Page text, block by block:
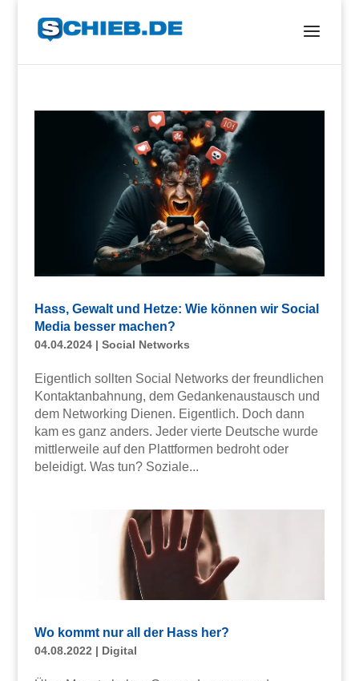
Hass, Gewalt und Hetze: Wie können wir Social
Media besser machen?
04.04.2024| Social Networks
Eigentlich sollten Social Networks der freundlichen
Kontaktanbahnung, dem Gedankenaustausch und
dem Networking Dienen. Eigentlich. Doch dann
kam es ganz anders. Jeder vierte Deutsche wurde
mittlerweile auf den Plattformen bedroht oder
beleidigt. Was tun? Soziale...
Wo kommt nur all der Hass her?
04.08.2022 | Digital